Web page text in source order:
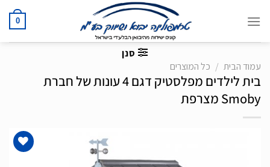
0
סנן
עמוד הבית
/ כל המוצרים
בית לילדים מפלסטיק דגם 4 עונות של חברת
Smoby מצרפת